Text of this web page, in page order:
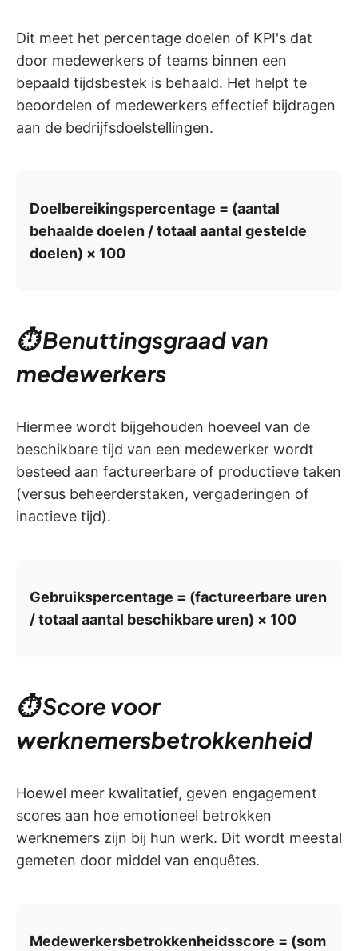
Dit meet het percentage doelen of KPI's dat
door medewerkers of teams binnen een
bepaald tijdsbestek is behaald. Het helpt te
beoordelen of medewerkers effectief bijdragen
aan de bedrijfsdoelstellingen.
Doelbereikingspercentage = (aantal
behaalde doelen / totaal aantal gestelde
doelen) × 100
⏱️ Benuttingsgraad van
medewerkers
Hiermee wordt bijgehouden hoeveel van de
beschikbare tijd van een medewerker wordt
besteed aan factureerbare of productieve taken
(versus beheerderstaken, vergaderingen of
inactieve tijd).
Gebruikspercentage = (factureerbare uren
/ totaal aantal beschikbare uren) × 100
⏱️ Score voor
werknemersbetrokkenheid
Hoewel meer kwalitatief, geven engagement
scores aan hoe emotioneel betrokken
werknemers zijn bij hun werk. Dit wordt meestal
gemeten door middel van enquêtes.
Medewerkersbetrokkenheidsscore = (som